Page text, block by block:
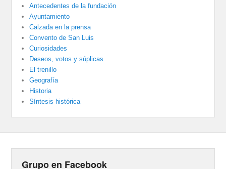
Antecedentes de la fundación
Ayuntamiento
Calzada en la prensa
Convento de San Luis
Curiosidades
Deseos, votos y súplicas
El trenillo
Geografía
Historia
Síntesis histórica
Grupo en Facebook